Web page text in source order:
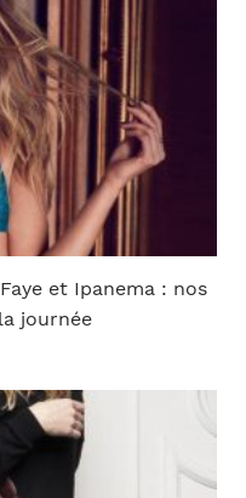
et Ipanema : nos
journée